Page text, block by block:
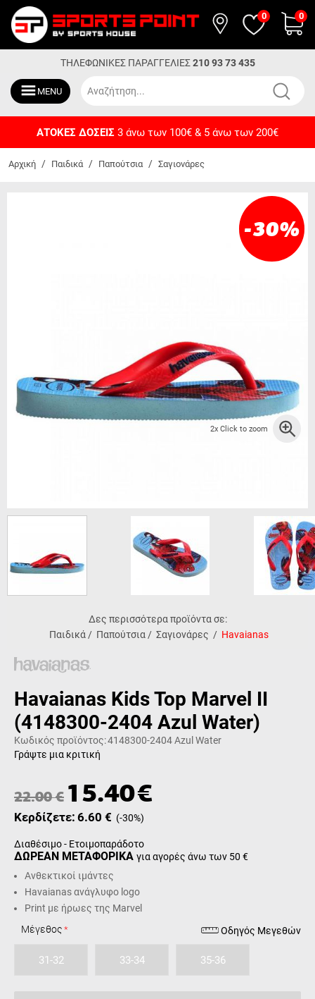
0 0
ΤΗΛΕΦΩΝΙΚΕΣ ΠΑΡΑΓΓΕΛΙΕΣ 210 93 73 435
MENU
ΔΩΡΕΑΝ ΜΕΤΑΦΟΡΙΚΑΓια αγορές άνω των 50€
Αρχική / Παιδικά / Παπούτσια / Σαγιονάρες
-30%
2x Click to zoom
Δες περισσότερα προϊόντα σε:
Παιδικά / Παπούτσια / Σαγιονάρες / Havaianas
Havaianas Kids Top Marvel II
(4148300-2404 Azul Water)
Κωδικός προϊόντος:4148300-2404 Azul Water
Γράψτε μια κριτική
22.00€ 15.40€
Κερδίζετε: 6.60 € (-30%)
Διαθέσιμο - Ετοιμοπαράδοτο
ΔΩΡΕΑΝ ΜΕΤΑΦΟΡΙΚΑ για αγορές άνω των 50 €
Ανθεκτικοί ιμάντες
Havaianas ανάγλυφο logo
Print με ήρωες της Marvel
Οδηγός Μεγεθών
Μέγεθος
31-32 33-34 35-36